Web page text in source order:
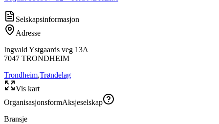
Selskapsinformasjon
Adresse
Ingvald Ystgaards veg 13A
7047 TRONDHEIM
Trondheim,Trøndelag
Vis kart
OrganisasjonsformAksjeselskap
Bransje